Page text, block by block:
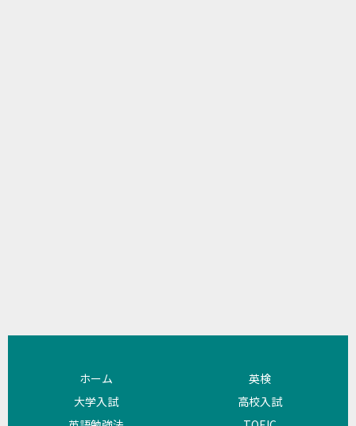
ホーム
英検
大学入試
高校入試